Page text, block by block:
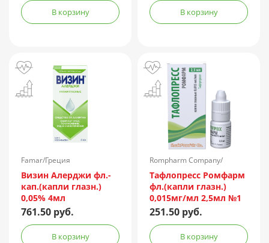
В корзину В корзину
Famar/Греция
Визин Алерджи фл.-
кап.(капли глазн.)
0,05% 4мл
761.50 руб.
В корзину
Rompharm Company/
Румыния
Тафлопресс Ромфарм
фл.(капли глазн.)
0,015мг/мл 2,5мл №1
пач.карт.
251.50 руб.
В корзину